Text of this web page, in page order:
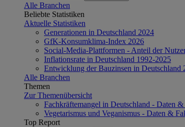
Alle Branchen
Beliebte Statistiken
Aktuelle Statistiken
Generationen in Deutschland 2024
GfK-Konsumklima-Index 2026
Social-Media-Plattformen - Anteil der
Inflationsrate in Deutschland 1992-2025
Entwicklung der Bauzinsen in Deutschland
Alle Branchen
Themen
Zur Themenübersicht
Fachkräftemangel in Deutschland - Daten &
Vegetarismus und Veganismus - Daten &
Top Report